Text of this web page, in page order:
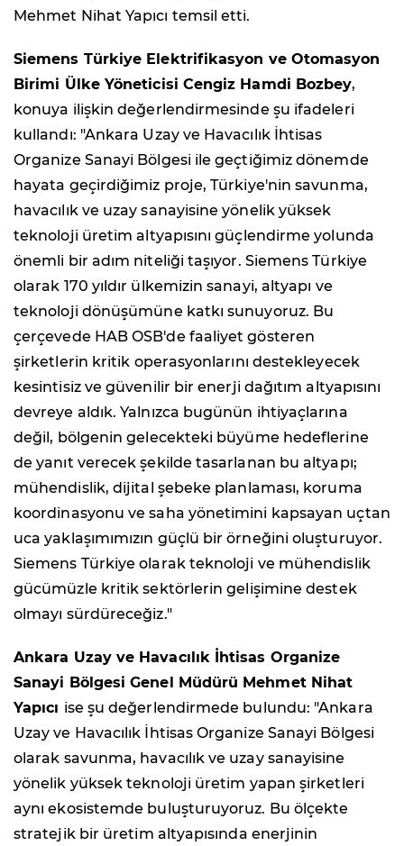
Mehmet Nihat Yapıcı temsil etti.
Siemens Türkiye Elektrifikasyon ve Otomasyon
Birimi Ülke Yöneticisi Cengiz Hamdi Bozbey,
konuya ilişkin değerlendirmesinde şu ifadeleri
kullandı: "Ankara Uzay ve Havacılık İhtisas
Organize Sanayi Bölgesi ile geçtiğimiz dönemde
hayata geçirdiğimiz proje, Türkiye'nin savunma,
havacılık ve uzay sanayisine yönelik yüksek
teknoloji üretim altyapısını güçlendirme yolunda
önemli bir adım niteliği taşıyor. Siemens Türkiye
olarak 170 yıldır ülkemizin sanayi, altyapı ve
teknoloji dönüşümüne katkı sunuyoruz. Bu
çerçevede HAB OSB'de faaliyet gösteren
şirketlerin kritik operasyonlarını destekleyecek
kesintisiz ve güvenilir bir enerji dağıtım altyapısını
devreye aldık. Yalnızca bugünün ihtiyaçlarına
değil, bölgenin gelecekteki büyüme hedeflerine
de yanıt verecek şekilde tasarlanan bu altyapı;
mühendislik, dijital şebeke planlaması, koruma
koordinasyonu ve saha yönetimini kapsayan uçtan
uca yaklaşımımızın güçlü bir örneğini oluşturuyor.
Siemens Türkiye olarak teknoloji ve mühendislik
gücümüzle kritik sektörlerin gelişimine destek
olmayı sürdüreceğiz."
Ankara Uzay ve Havacılık İhtisas Organize
Sanayi Bölgesi Genel Müdürü Mehmet Nihat
Yapıcı ise şu değerlendirmede bulundu: "Ankara
Uzay ve Havacılık İhtisas Organize Sanayi Bölgesi
olarak savunma, havacılık ve uzay sanayisine
yönelik yüksek teknoloji üretim yapan şirketleri
aynı ekosistemde buluşturuyoruz. Bu ölçekte
stratejik bir üretim altyapısında enerjinin